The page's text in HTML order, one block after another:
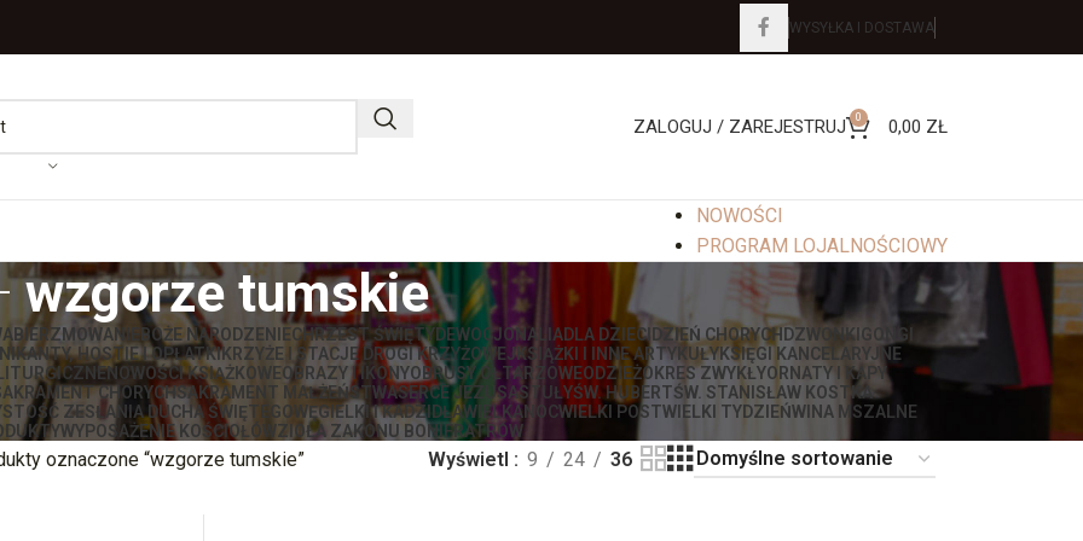
WYSYŁKA I DOSTAWA
ZALOGUJ / ZAREJESTRUJ 0 0,00 ZŁ
NOWOŚCI
PROGRAM LOJALNOŚCIOWY
wzgorze tumskie
BIERZMOWANIE BOŻE NARODZENIECHRZEST ŚWIĘTYDEWOCJONALIADLA DZIECI DZIEŃ CHORYCH DZWONKI GONGI
HOSTIE I OPŁATKIKRZYŻE I STACJE DROGI KRZYŻOWEJKSIĄŻKI I INNE ARTYKUŁYKSIĘGI KANCELARYJNE
NOWOŚCI KSIĄŻKOWEOBRAZY I IKONYOBRUSY OŁTARZOWEODZIEŻOKRES ZWYKŁYORNATY I KAPY
CHORYCHSAKRAMENT MAŁŻEŃSTWASERCE JEZUSASTUŁYŚW. HUBERTŚW. STANISŁAW KOSTKA
ZESŁANIA DUCHA ŚWIĘTEGO WĘGIELKI I KADZIDŁAWIELKANOCWIELKI POSTWIELKI TYDZIEŃWINA MSZALNE
WYPOSAŻENIE KOŚCIOŁÓWZIOŁA ZAKONU BONIFRATRÓW
oznaczone “wzgorze tumskie” Wyświetl 9 24 36